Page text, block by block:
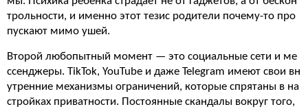
трольности, и именно этот тезис родители почему-то про
пускают мимо ушей.
Второй любопытный момент — это социальные сети и ме
ссенджеры. TikTok, YouTube и даже Telegram имеют свои вн
утренние механизмы ограничений, которые спрятаны в на
стройках приватности. Постоянные скандалы вокруг того,